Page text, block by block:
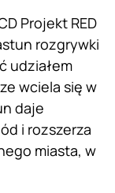
Projekt RED
rozgrywki
udziałem
wciela się w
daje
i rozszerza
miasta, w